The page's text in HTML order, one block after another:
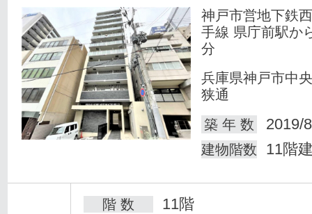
神戸市営地下鉄
手線 県庁前駅か
分
兵庫県神戸市中
狭通
築 年 数
2019/
建物階数 11階
階 数 11階